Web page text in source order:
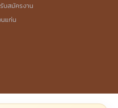
บสมัครงาน
นแก่น